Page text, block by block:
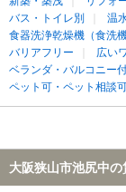
バス・トイレ別
温
食器洗浄乾燥機（食洗
バリアフリー
広い
ベランダ・バルコニー
ペット可・ペット相談
大阪狭山市池尻中